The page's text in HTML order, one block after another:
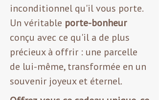
inconditionnel qu'il vous porte.
Un véritable porte-bonheur
conçu avec ce qu'il a de plus
précieux à offrir : une parcelle
de lui-même, transformée en un
souvenir joyeux et éternel.